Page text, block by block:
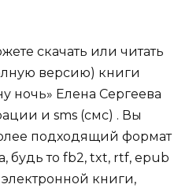
скачать или читать
версию) книги
ночь» Елена Сергеева
и sms (смс) . Вы
подходящий формат
будь то fb2, txt, rtf, epub
книги,